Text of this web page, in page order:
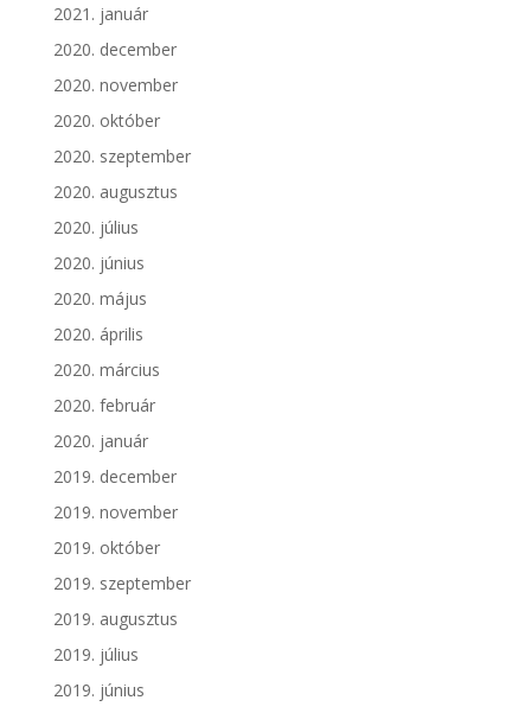
2021. január
2020. december
2020. november
2020. október
2020. szeptember
2020. augusztus
2020. július
2020. június
2020. május
2020. április
2020. március
2020. február
2020. január
2019. december
2019. november
2019. október
2019. szeptember
2019. augusztus
2019. július
2019. június